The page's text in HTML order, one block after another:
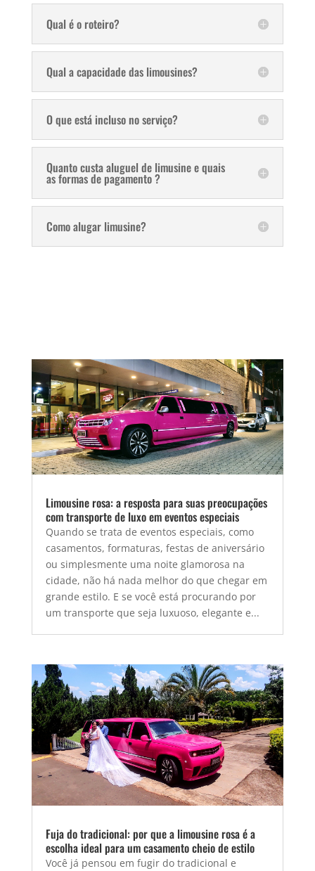
Qual é o roteiro?
Qual a capacidade das limousines?
O que está incluso no serviço?
Quanto custa aluguel de limusine e quais
as formas de pagamento ?
Como alugar limusine?
Limousine rosa: a resposta para suas preocupações
com transporte de luxo em eventos especiais
Quando se trata de eventos especiais, como
casamentos, formaturas, festas de aniversário
ou simplesmente uma noite glamorosa na
cidade, não há nada melhor do que chegar em
grande estilo. E se você está procurando por
um transporte que seja luxuoso, elegante e...
Fuja do tradicional: por que a limousine rosa é a
escolha ideal para um casamento cheio de estilo
Você já pensou em fugir do tradicional e